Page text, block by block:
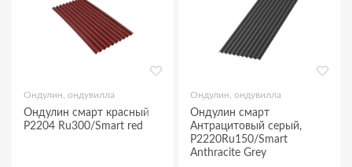
Ондулин, ондувилла
Ондулин смарт красный
P2204 Ru300/Smart red
Ондулин, ондувилла
Ондулин смарт
Антрацитовый серый,
P2220Ru150/Smart
Anthracite Grey